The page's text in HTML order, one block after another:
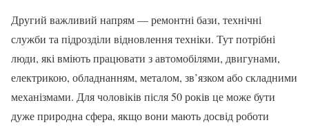
Другий важливий напрям — ремонтні бази, технічні
служби та підрозділи відновлення техніки. Тут потрібні
люди, які вміють працювати з автомобілями, двигунами,
електрикою, обладнанням, металом, зв’язком або складними
механізмами. Для чоловіків після 50 років це може бути
дуже природна сфера, якщо вони мають досвід роботи